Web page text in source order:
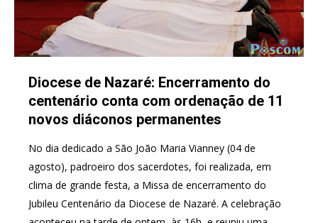
Diocese de Nazaré: Encerramento do
centenário conta com ordenação de 11
novos diáconos permanentes
No dia dedicado a São João Maria Vianney (04 de
agosto), padroeiro dos sacerdotes, foi realizada, em
clima de grande festa, a Missa de encerramento do
Jubileu Centenário da Diocese de Nazaré. A celebração